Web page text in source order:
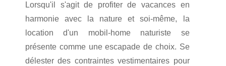
Lorsqu'il s'agit de profiter de vacances en
harmonie avec la nature et soi-même, la
location d'un mobil-home naturiste se
présente comme une escapade de choix. Se
délester des contraintes vestimentaires pour